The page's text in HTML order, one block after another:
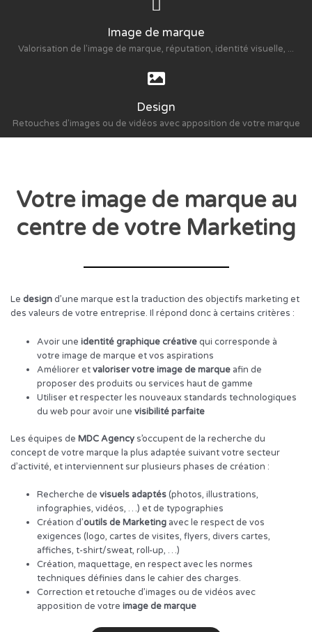
Image de marque
Valorisation de l'image de marque, réputation, identité visuelle, ...
Design
Retouches d'images ou de vidéos avec apposition de votre marque
Votre image de marque au
centre de votre Marketing
Le designd’une marque est la traduction des objectifs marketing et
des valeurs de votre entreprise. Il répond donc à certains critères :
Avoir uneidentité graphique créativequi corresponde à
votre image de marque et vos aspirations
Améliorer etvaloriser votre image de marque afin de
proposer des produits ou services haut de gamme
Utiliser et respecter les nouveaux standards technologiques
du web pour avoir unevisibilité parfaite
Les équipes de MDC Agency s’occupent de la recherche du
concept de votre marque la plus adaptée suivant votre secteur
d’activité, et interviennent sur plusieurs phases de création :
Recherche devisuels adaptés(photos, illustrations,
infographies, vidéos, …) et de typographies
Création d’outils de Marketing avec le respect de vos
exigences (logo, cartes de visites, flyers, divers cartes,
affiches, t-shirt/sweat, roll-up, …)
Création, maquettage, en respect avec les normes
techniques définies dans le cahier des charges.
Correction et retouche d’images ou de vidéos avec
apposition de votreimage de marque